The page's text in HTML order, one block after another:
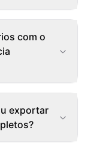
com o
exportar